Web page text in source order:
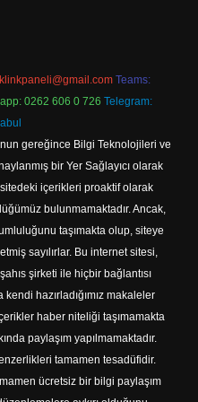
Teams:
0262 606 0 726 Telegram:
gereğince Bilgi Teknolojileri ve
bir Yer Sağlayıcı olarak
içerikleri proaktif olarak
bulunmamaktadır. Ancak,
taşımakta olup, siteye
sayılırlar. Bu internet sitesi,
şirketi ile hiçbir bağlantısı
hazırladığımız makaleler
haber niteliği taşımamakta
paylaşım yapılmamaktadır.
tamamen tesadüfidir.
ücretsiz bir bilgi paylaşım